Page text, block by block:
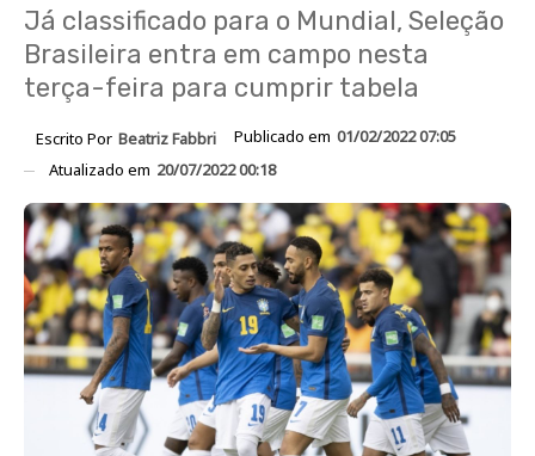
Já classificado para o Mundial, Seleção
Brasileira entra em campo nesta
terça-feira para cumprir tabela
Escrito Por Beatriz Fabbri Publicado em 01/02/2022 07:05
Atualizado em 20/07/2022 00:18